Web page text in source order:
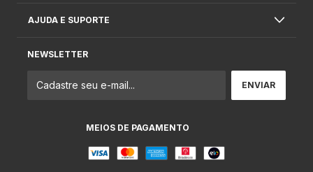
AJUDA E SUPORTE
NEWSLETTER
MEIOS DE PAGAMENTO